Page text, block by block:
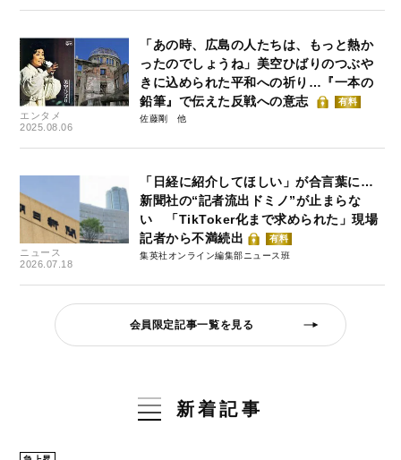
エンタメ
2025.08.06
「あの時、広島の人たちは、もっと熱か
ったのでしょうね」美空ひばりのつぶや
きに込められた平和への祈り…『一本の
鉛筆』で伝えた反戦への意志
有料
佐藤剛
ニュース
2026.07.18
「日経に紹介してほしい」が合言葉に…
新聞社の“記者流出ドミノ”が止まらな
い 「TikToker化まで求められた」現場
記者から不満続出
有料
集英社オンライン編集部ニュース班
会員限定記事一覧を見る
新着記事